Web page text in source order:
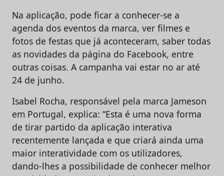
Na aplicação, pode ficar a conhecer-se a
agenda dos eventos da marca, ver filmes e
fotos de festas que já aconteceram, saber todas
as novidades da página do Facebook, entre
outras coisas. A campanha vai estar no ar até
24 de junho.
Isabel Rocha, responsável pela marca Jameson
em Portugal, explica: “Esta é uma nova forma
de tirar partido da aplicação interativa
recentemente lançada e que criará ainda uma
maior interatividade com os utilizadores,
dando-lhes a possibilidade de conhecer melhor